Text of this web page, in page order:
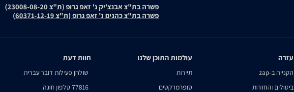
פשרה בת"צ אבנצ'יק נ' זאפ גרופ (ת"צ 23008-08-20)
פשרה בת"צ כהנים נ' זאפ גרופ (ת"צ 60371-12-19)
עזרה
הקנייה ב-zap
ביטולים והחזרות
עולמות התוכן שלנו
תיירות
סופרמרקטים
חוות דעת
שולחן פעילות דובר עברית
77816 טלפון חוגה